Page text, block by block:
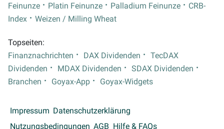
Feinunze
Platin Feinunze Palladium Feinunze
CRB-
Index
Weizen / Milling Wheat
Topseiten:
Finanznachrichten
DAX Dividenden
TecDAX
Dividenden
MDAX Dividenden
SDAX Dividenden
Branchen
Goyax-App Goyax-Widgets
Impressum Datenschutzerklärung
Nutzungsbedingungen AGB Hilfe & FAQs